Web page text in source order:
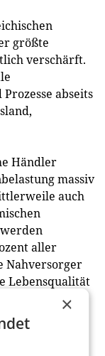
größte
verschärft.
abseits
Händler
massiv
auch
aller
Nahversorger
Lebensqualität
×